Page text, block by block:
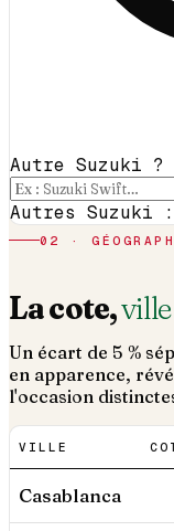
Autre Suzuki ?
Autres Suzuki :
02 ·
La cote,
Un écart de 5 %
en apparence,
l'occasion
VILLE
Casablanca